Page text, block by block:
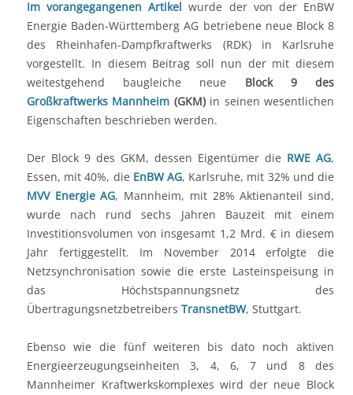
Im vorangegangenen Artikel wurde der von der EnBW
Energie Baden-Württemberg AG betriebene neue Block 8
des Rheinhafen-Dampfkraftwerks (RDK) in Karlsruhe
vorgestellt. In diesem Beitrag soll nun der mit diesem
weitestgehend baugleiche neue Block 9 des
Großkraftwerks Mannheim (GKM)in seinen wesentlichen
Eigenschaften beschrieben werden.
Der Block 9 des GKM, dessen Eigentümer die RWE AG,
Essen, mit 40%, die EnBW AG, Karlsruhe, mit 32% und die
MVV Energie AG, Mannheim, mit 28% Aktienanteil sind,
wurde nach rund sechs Jahren Bauzeit mit einem
Investitionsvolumen von insgesamt 1,2 Mrd. € in diesem
Jahr fertiggestellt. Im November 2014 erfolgte die
Netzsynchronisation sowie die erste Lasteinspeisung in
das Höchstspannungsnetz des
Übertragungsnetzbetreibers TransnetBW, Stuttgart.
Ebenso wie die fünf weiteren bis dato noch aktiven
Energieerzeugungseinheiten 3, 4, 6, 7 und 8 des
Mannheimer Kraftwerkskomplexes wird der neue Block